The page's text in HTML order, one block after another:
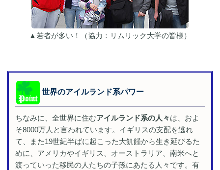
▲若者が多い！（協力：リムリック大学の皆様）
世界のアイルランド系パワー
ちなみに、全世界に住むアイルランド系の人々は、およ
そ8000万人と言われています。イギリスの支配を逃れ
て、また19世紀半ばに起こった大飢饉から生き延びるた
めに、アメリカやイギリス、オーストラリア、南米へと
渡っていった移民の人たちの子孫にあたる人々です。有